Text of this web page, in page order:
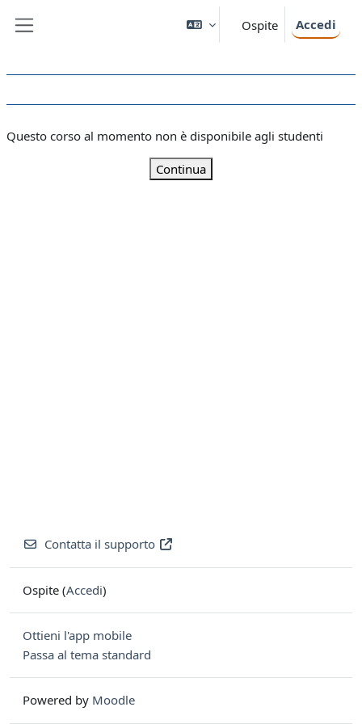
Ospite Accedi
Questo corso al momento non è disponibile agli studenti
Continua
Contatta il supporto
Ospite (Accedi)
Ottieni l'app mobile
Passa al tema standard
Powered by Moodle